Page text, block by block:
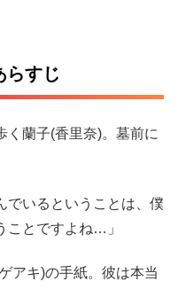
らすじ
く蘭子(香里奈)。墓前に
でいるということは、僕
ことですよね…」
アキ)の手紙。彼は本当